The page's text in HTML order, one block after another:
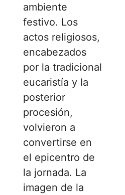
ambiente
festivo. Los
actos religiosos,
encabezados
por la tradicional
eucaristía y la
posterior
procesión,
volvieron a
convertirse en
el epicentro de
la jornada. La
imagen de la